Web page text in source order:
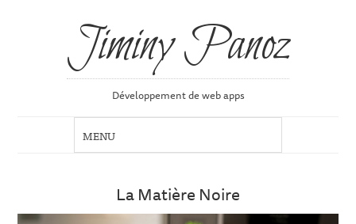
Jiminy Panoz
Développement de web apps
La Matière Noire